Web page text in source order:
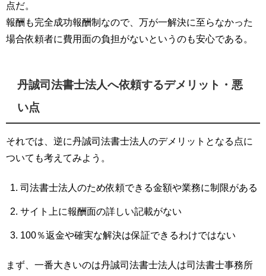
点だ。
報酬も完全成功報酬制なので、万が一解決に至らなかった
場合依頼者に費用面の負担がないというのも安心である。
丹誠司法書士法人へ依頼するデメリット・悪
い点
それでは、逆に丹誠司法書士法人のデメリットとなる点に
ついても考えてみよう。
司法書士法人のため依頼できる金額や業務に制限がある
サイト上に報酬面の詳しい記載がない
100％返金や確実な解決は保証できるわけではない
まず、一番大きいのは丹誠司法書士法人は司法書士事務所